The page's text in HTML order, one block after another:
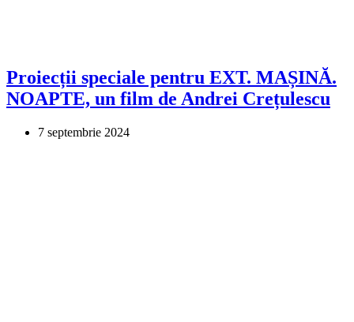
Proiecții speciale pentru EXT. MAȘINĂ.
NOAPTE, un film de Andrei Crețulescu
7 septembrie 2024